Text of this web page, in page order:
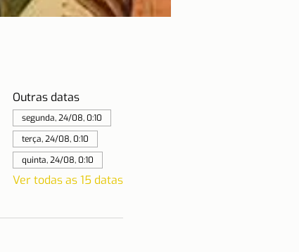
Outras datas
segunda, 24/08, 0:10
terça, 24/08, 0:10
quinta, 24/08, 0:10
Ver todas as 15 datas